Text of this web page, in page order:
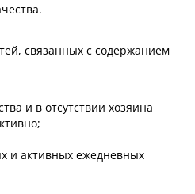
связанных с содержанием
и в отсутствии хозяина
и активных ежедневных